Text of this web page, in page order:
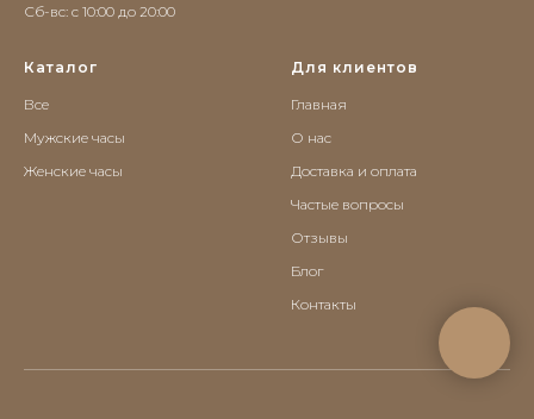
Сб-вс: c 10:00 до 20:00
Каталог
Все
Мужские часы
Женские часы
Для клиентов
Главная
О нас
Доставка и оплата
Частые вопросы
Отзывы
Блог
Контакты